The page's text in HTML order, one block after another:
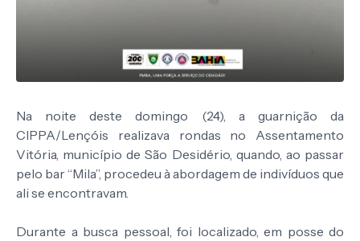
Na noite deste domingo (24), a guarnição da
CIPPA/Lençóis realizava rondas no Assentamento
Vitória, município de São Desidério, quando, ao passar
pelo bar “Mila”, procedeu à abordagem de indivíduos que
ali se encontravam.
Durante a busca pessoal, foi localizado, em posse do